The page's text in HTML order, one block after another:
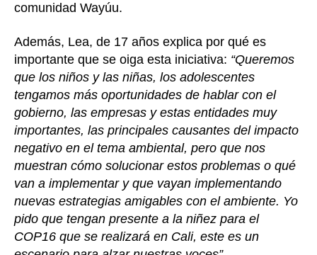
comunidad Wayúu.
Además, Lea, de 17 años explica por qué es
importante que se oiga esta iniciativa: “Queremos
que los niños y las niñas, los adolescentes
tengamos más oportunidades de hablar con el
gobierno, las empresas y estas entidades muy
importantes, las principales causantes del impacto
negativo en el tema ambiental, pero que nos
muestran cómo solucionar estos problemas o qué
van a implementar y que vayan implementando
nuevas estrategias amigables con el ambiente. Yo
pido que tengan presente a la niñez para el
COP16 que se realizará en Cali, este es un